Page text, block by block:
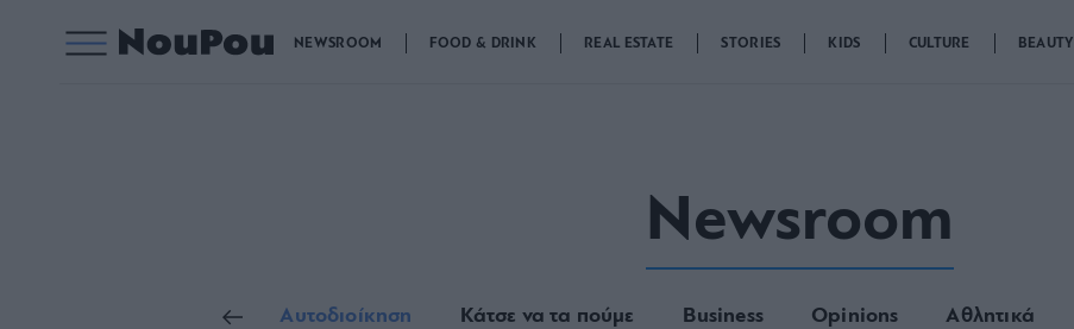
NEWSROOM FOOD & DRINK REAL ESTATE STORIES KIDS CULTURE BEAUTY
Newsroom
Γενικές Ειδήσεις Αυτοδιοίκηση Κάτσε να τα πούμε Business Opinions Αθλητικά